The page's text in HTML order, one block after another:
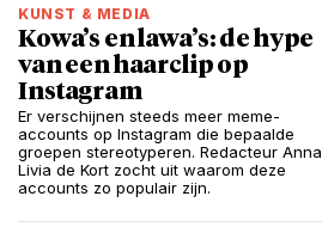
KUNST & MEDIA
Kowa’s en lawa’s: de hype
van een haarclip op
Instagram
Er verschijnen steeds meer meme-
accounts op Instagram die bepaalde
groepen stereotyperen. Redacteur Anna
Livia de Kort zocht uit waarom deze
accounts zo populair zijn.